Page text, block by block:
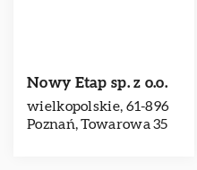
Nowy Etap sp. z o.o.
wielkopolskie, 61-896
Poznań, Towarowa 35